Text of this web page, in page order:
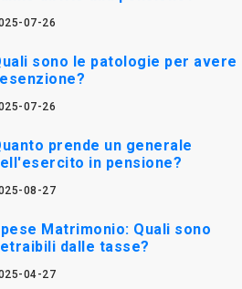
07-26
sono le patologie per avere
07-26
prende un generale
in pensione?
08-27
Matrimonio: Quali sono
dalle tasse?
04-27